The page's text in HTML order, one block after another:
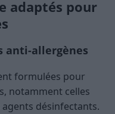
adaptés pour
anti-allergènes
formulées pour
notamment celles
désinfectants.